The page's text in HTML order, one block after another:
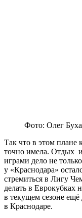
Фото: Олег
Так что в этом плане
точно имела. Отдых
играми дело не
у «Краснодара»
стремиться в Лигу
делать в Еврокубках
в текущем сезоне
в Краснодаре.